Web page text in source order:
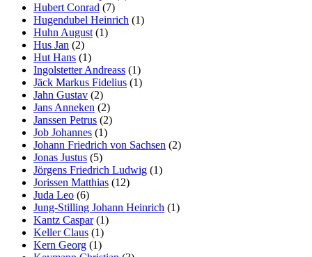
Hubert Conrad (7)
Hugendubel Heinrich (1)
Huhn August (1)
Hus Jan (2)
Hut Hans (1)
Ingolstetter Andreass (1)
Jäck Markus Fidelius (1)
Jahn Gustav (2)
Jans Anneken (2)
Janssen Petrus (2)
Job Johannes (1)
Johann Friedrich von Sachsen (2)
Jonas Justus (5)
Jörgens Friedrich Ludwig (1)
Jorissen Matthias (12)
Juda Leo (6)
Jung-Stilling Johann Heinrich (1)
Kantz Caspar(1)
Keller Claus (1)
Kern Georg (1)